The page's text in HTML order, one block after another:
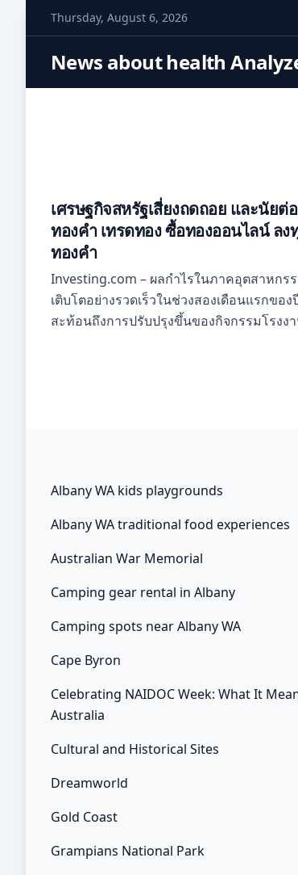
t
Thursday, August 6, 2026
News about health
เศรษฐกิจสหรัฐเสี่ยงถดถอย และนัยต่
ทองคำ เทรดทอง ซื้อทองออนไลน์ ลง
ทองคำ
Investing.com – ผลกำไรในภาคอุตสาหกร
เติบโตอย่างรวดเร็วในช่วงสองเดือนแรกของ
สะท้อนถึงการปรับปรุงขึ้นของกิจกรรมโรงงา
ครั้ง ครั้งละ zero.25% โดยส่วนใหญ่คาดว่าจ
มีนักวิเคราะห์บางส่วนมองการปรับลดครั้งแรก
ขึ้นในเดือน ก.ย. Investing.com – การส่งออก
หนุนจากความต้องการรถยนต์และอิเล็กทรอนิ
ขนาดไหนในด้านการบริโภคและการทำกสิก
ธรรมชาติกับกิจการด้านอื่นจะต้องทำมากสักเ
อโศกจะต้องตอบให้ได้เพื่อพัฒนาต่อไปสู่ควา
ตามแนวชุมชนอามิช. Investing.com – กิจก
การผลิตของจีนหดตัวตามที่คาดไว้ในเดือนกุ
เล็กน้อยในช่วงวันหยุดตรุษจีน…
มากกว่าที่คาดไว้ในเดือนมีนาคม ขณะที่อัตรา
ดัชนีราคาผู้ผลิต (PPI) ยังคงลดลง… กลุ่มงาน
Albany WA kids playgrounds
Albany WA traditional food experiences
Australian War Memorial
Camping gear rental in Albany
Camping spots near Albany WA
Cape Byron
Celebrating NAIDOC Week: What It
Australia
Cultural and Historical Sites
Dreamworld
Gold Coast
Grampians National Park